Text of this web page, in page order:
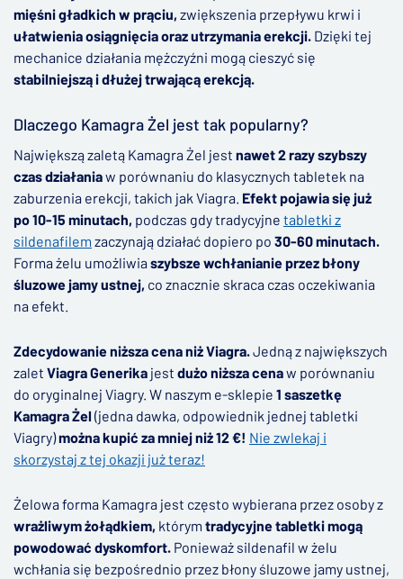
mięśni gładkich w prąciu, zwiększenia przepływu krwi i
ułatwienia osiągnięcia oraz utrzymania erekcji. Dzięki tej
mechanice działania mężczyźni mogą cieszyć się
stabilniejszą i dłużej trwającą erekcją.
Dlaczego Kamagra Żel jest tak popularny?
Największą zaletą Kamagra Żel jest nawet 2 razy szybszy
czas działaniaw porównaniu do klasycznych tabletek na
zaburzenia erekcji, takich jak Viagra. Efekt pojawia się już
po 10-15 minutach, podczas gdy tradycyjne tabletki z
sildenafilem zaczynają działać dopiero po 30-60 minutach.
Forma żelu umożliwia szybsze wchłanianie przez błony
śluzowe jamy ustnej, co znacznie skraca czas oczekiwania
na efekt.
Zdecydowanie niższa cena niż Viagra.Jedną z największych
zalet Viagra Generika jest dużo niższa cenaw porównaniu
do oryginalnej Viagry. W naszym e-sklepie 1 saszetkę
Kamagra Żel (jedna dawka, odpowiednik jednej tabletki
Viagry)można kupić za mniej niż 12 €! Nie zwlekaj i
skorzystaj z tej okazji już teraz!
Żelowa forma Kamagra jest często wybierana przez osoby z
wrażliwym żołądkiem, którym tradycyjne tabletki mogą
powodować dyskomfort. Ponieważ sildenafil w żelu
wchłania się bezpośrednio przez błony śluzowe jamy ustnej,